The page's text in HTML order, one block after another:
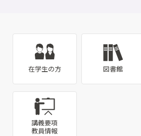
在学生の方 図書館
講義要項
教員情報